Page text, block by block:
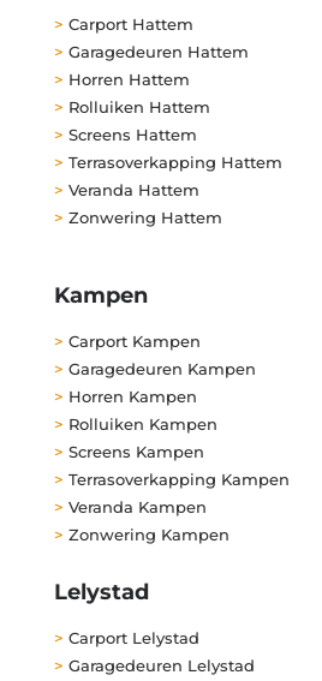
> Carport Hattem
> Garagedeuren Hattem
> Horren Hattem
> Rolluiken Hattem
> Screens Hattem
> Terrasoverkapping Hattem
> Veranda Hattem
> Zonwering Hattem
Kampen
> Carport Kampen
> Garagedeuren Kampen
> Horren Kampen
> Rolluiken Kampen
> Screens Kampen
> Terrasoverkapping Kampen
> Veranda Kampen
> Zonwering Kampen
Lelystad
> Carport Lelystad
> Garagedeuren Lelystad